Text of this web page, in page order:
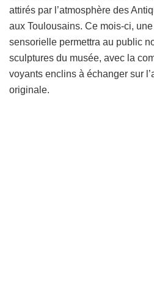
attirés par l’atmosphère des
aux Toulousains. Ce mois-ci,
sensorielle permettra au public
sculptures du musée, avec la
voyants enclins à échanger sur
originale.